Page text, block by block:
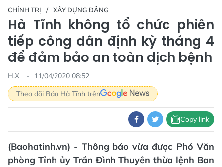
CHÍNH TRỊ XÂY DỰNG ĐẢNG
Hà Tĩnh không tổ chức phiên
tiếp công dân định kỳ tháng 4
để đảm bảo an toàn dịch bệnh
H.X
11/04/2020 08:52
Theo dõi Báo Hà Tĩnh trên
Copy link
(Baohatinh.vn) - Thông báo vừa được Phó Văn
phòng Tỉnh ủy Trần Đình Thuyên thừa lệnh Ban